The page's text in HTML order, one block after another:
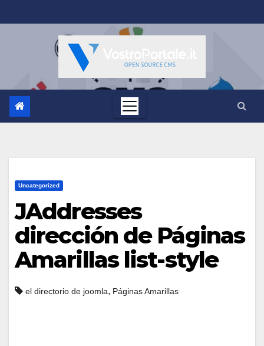
al
Uncategorized
JAddresses
dirección de Páginas
Amarillas list-style
el directorio de joomla, Páginas Amarillas